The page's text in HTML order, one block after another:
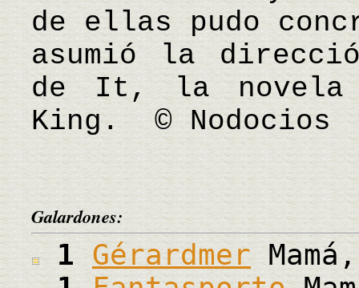
de ellas pudo
asumió la
de It, la novela
King. © Nodocios
Galardones:
1Gérardmer